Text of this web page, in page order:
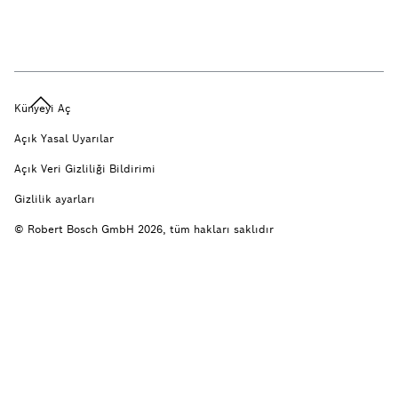
Künyeyi Aç
Açık Yasal Uyarılar
Açık Veri Gizliliği Bildirimi
Gizlilik ayarları
© Robert Bosch GmbH 2026, tüm hakları saklıdır